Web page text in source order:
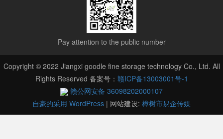
Pay attention to the public number
Copyright © 2022 Jiangxi goodle fine storage technology Co., Ltd. All
Rights Reserved 备案号： 赣ICP备13003001号-1
赣公网安备 36098202000107
自豪的采用 WordPress | 网站建设: 樟树市易企传媒